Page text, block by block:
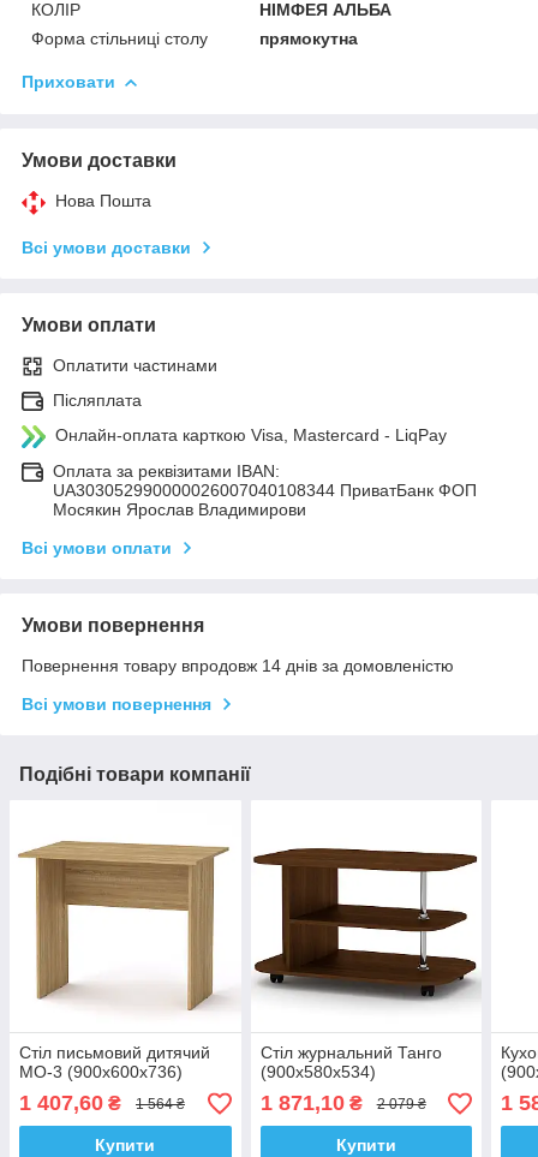
КОЛІР
НІМФЕЯ АЛЬБА
Форма стільниці столу
прямокутна
Приховати
Умови доставки
Нова Пошта
Всі умови доставки
Умови оплати
Оплатити частинами
Післяплата
Онлайн-оплата карткою Visa, Mastercard - LiqPay
Оплата за реквізитами IBAN:
UA303052990000026007040108344 ПриватБанк ФОП
Мосякин Ярослав Владимирови
Всі умови оплати
Умови повернення
Повернення товару впродовж 14 днів за домовленістю
Всі умови повернення
Подібні товари компанії
Стіл письмовий дитячий
МО-3 (900х600х736)
1 407,60 ₴ 1 564 ₴
Купити
Стіл журнальний Танго
(900х580х534)
1 871,10₴ 2 079 ₴
Купити
1